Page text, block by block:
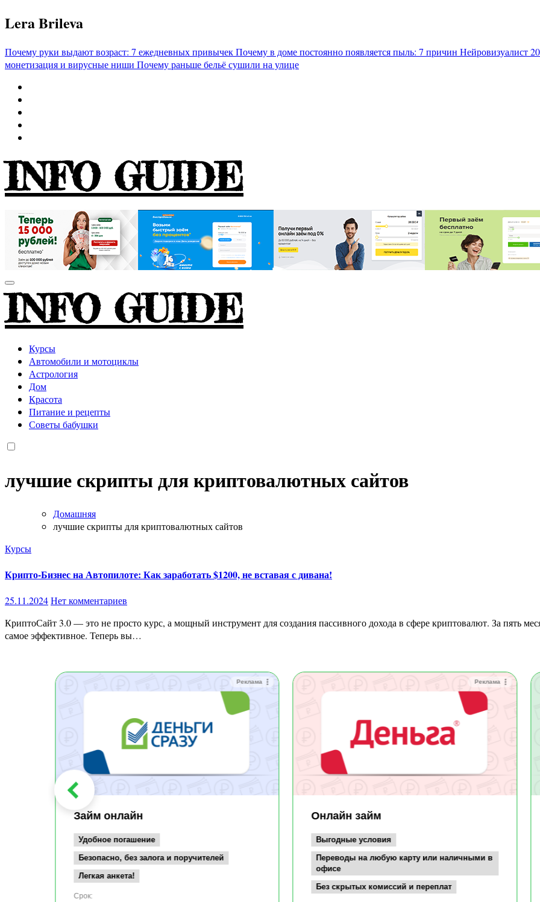
Перейти
к
Lera Brileva
Почему руки выдают возраст: 7 ежедневных привычекПочему в доме постоянно появляется пыль: 7 причин Нейровизуалист
монетизация и вирусные ниши Почему раньше бельё сушили на улице
INFO GUIDE
INFO GUIDE
Курсы
Автомобили и мотоциклы
Астрология
Дом
Красота
Питание и рецепты
Советы бабушки
лучшие скрипты для криптовалютных сайтов
Домашняя
лучшие скрипты для криптовалютных сайтов
Курсы
Крипто-Бизнес на Автопилоте: Как заработать $1200, не вставая с дивана!
25.11.2024Нет комментариев
КриптоСайт 3.0 — это не просто курс, а мощный инструмент для создания пассивного дохода в сфере криптовалют. За пять месяцев мы протестировали множество решений, чтобы выделить
самое эффективное. Теперь вы…
Реклама
Займ онлайн
Удобное погашение
Безопасно, без залога и поручителей
Легкая анкета!
Срок:
Реклама
Онлайн займ
Выгодные условия
Переводы на любую карту или наличными в
офисе
Без скрытых комиссий и переплат